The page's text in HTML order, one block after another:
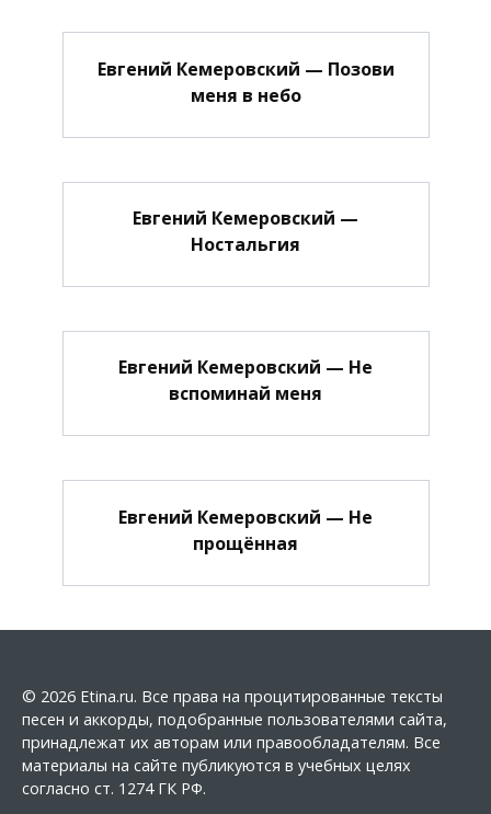
Евгений Кемеровский — Позови
меня в небо
Евгений Кемеровский —
Ностальгия
Евгений Кемеровский — Не
вспоминай меня
Евгений Кемеровский — Не
прощённая
© 2026 Etina.ru. Все права на процитированные тексты
песен и аккорды, подобранные пользователями сайта,
принадлежат их авторам или правообладателям. Все
материалы на сайте публикуются в учебных целях
согласно ст. 1274 ГК РФ.